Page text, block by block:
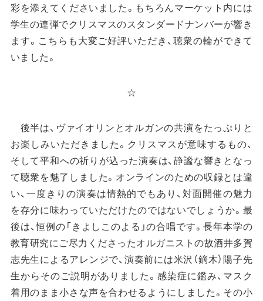
彩を添えてくださいました。もちろんマーケット内には
学生の連弾でクリスマスのスタンダードナンバーが響き
ます。こちらも大変ご好評いただき、聴衆の輪ができて
いました。
☆
後半は、ヴァイオリンとオルガンの共演をたっぷりと
お楽しみいただきました。クリスマスが意味するもの、
そして平和への祈りが込った演奏は、静謐な響きとなっ
て聴衆を魅了しました。オンラインのための収録とは違
い、一度きりの演奏は情熱的でもあり、対面開催の魅力
を存分に味わっていただけたのではないでしょうか。最
後は、恒例の「きよしこのよる」の合唱です。長年本学の
教育研究にご尽力くださったオルガニストの故酒井多賀
志先生によるアレンジで、演奏前には米沢（鏑木）陽子先
生からそのご説明がありました。感染症に鑑み、マスク
着用のまま小さな声を合わせるようにしました。その小